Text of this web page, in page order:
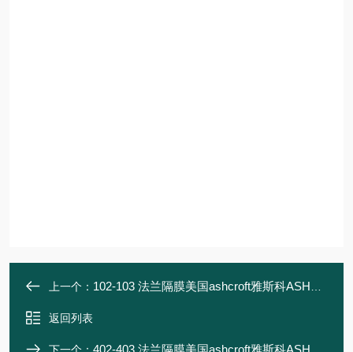
上一个： 102-103 法兰隔膜美国ashcroft雅斯科ASHCROFT
返回列表
402-403 法兰隔膜美国ashcroft雅斯科ASHCROFT